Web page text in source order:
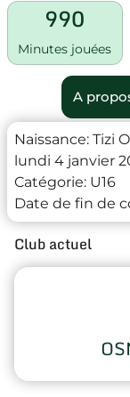
990
Minutes jouées
A
Naissance: Tizi
lundi 4 janvier
Catégorie: U16
Date de fin de
Club actuel